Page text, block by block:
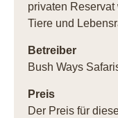
privaten
Tiere und
Betreiber
Bush Ways
Preis
Der Preis für